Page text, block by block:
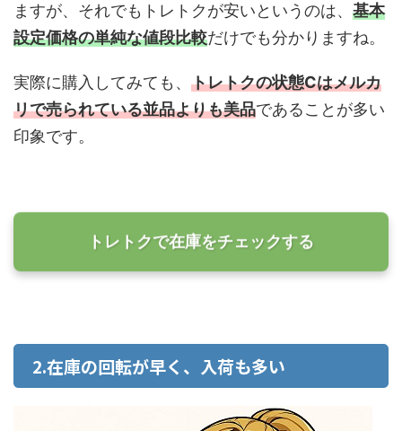
ますが、それでもトレトクが安いというのは、 基本
設定価格の単純な値段比較だけでも分かりますね。
実際に購入してみても、 トレトクの状態Cはメルカ
リで売られている並品よりも美品であることが多い
印象です。
トレトクで在庫をチェックする
2.在庫の回転が早く、入荷も多い